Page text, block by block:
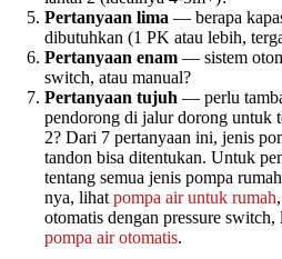
Pertanyaan lima — berapa
dibutuhkan (1 PK atau lebih,
Pertanyaan enam — sistem
switch, atau manual?
Pertanyaan tujuh — perlu
pendorong di jalur dorong untuk
2? Dari 7 pertanyaan ini, jenis
tandon bisa ditentukan. Untuk
tentang semua jenis pompa
nya, lihat pompa air untuk rumah
otomatis dengan pressure switch,
pompa air otomatis.